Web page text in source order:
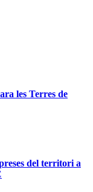
les Terres de
del territori a